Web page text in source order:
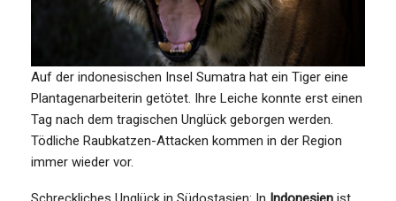
Auf der indonesischen Insel Sumatra hat ein Tiger eine
Plantagenarbeiterin getötet. Ihre Leiche konnte erst einen
Tag nach dem tragischen Unglück geborgen werden.
Tödliche Raubkatzen-Attacken kommen in der Region
immer wieder vor.